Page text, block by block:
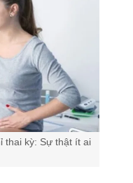
thai kỳ: Sự thật ít ai